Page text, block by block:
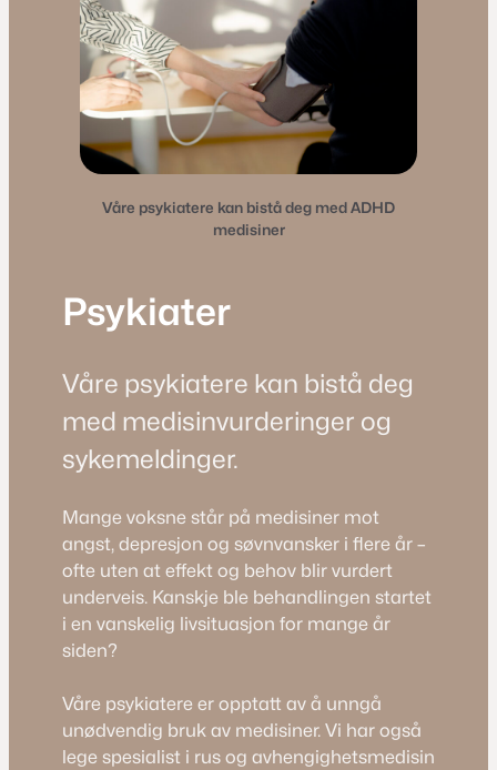
Våre psykiatere kan bistå deg med ADHD
medisiner
Psykiater
Våre psykiatere kan bistå deg
med medisinvurderinger og
sykemeldinger.
Mange voksne står på medisiner mot
angst, depresjon og søvnvansker i flere år –
ofte uten at effekt og behov blir vurdert
underveis. Kanskje ble behandlingen startet
i en vanskelig livsituasjon for mange år
siden?
Våre psykiatere er opptatt av å unngå
unødvendig bruk av medisiner. Vi har også
lege spesialist i rus og avhengighetsmedisin